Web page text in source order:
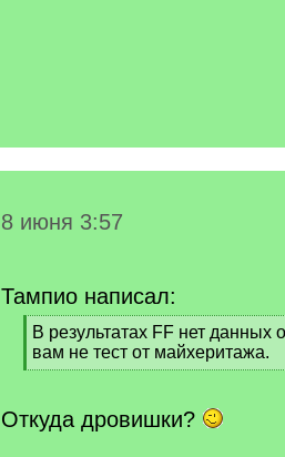
8 июня 3:57
Тампио написал:
[
q
]
В результатах FF нет данных
вам не тест от майхеритажа.
[
q
]
Откуда дровишки?